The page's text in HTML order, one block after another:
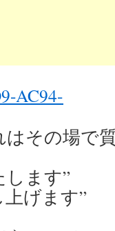
はその場
します”
げます”